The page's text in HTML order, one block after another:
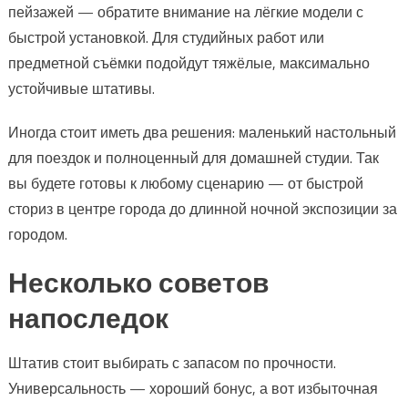
пейзажей — обратите внимание на лёгкие модели с
быстрой установкой. Для студийных работ или
предметной съёмки подойдут тяжёлые, максимально
устойчивые штативы.
Иногда стоит иметь два решения: маленький настольный
для поездок и полноценный для домашней студии. Так
вы будете готовы к любому сценарию — от быстрой
сториз в центре города до длинной ночной экспозиции за
городом.
Несколько советов
напоследок
Штатив стоит выбирать с запасом по прочности.
Универсальность — хороший бонус, а вот избыточная